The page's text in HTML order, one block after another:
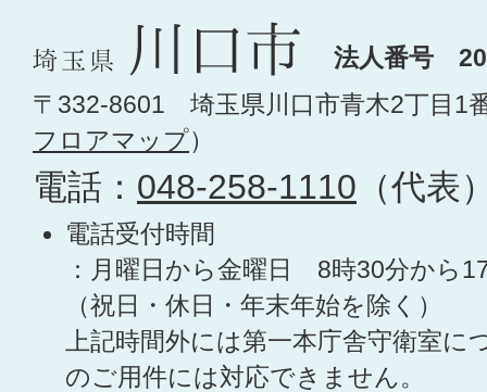
法人番号
〒332-8601 埼玉県川口市青木2丁目1
フロアマップ）
電話： 048-258-1110 （代表
電話受付時間
：月曜日から金曜日 8時30分から
（祝日・休日・年末年始を除く）
上記時間外には第一本庁舎守衛室
のご用件には対応できません。